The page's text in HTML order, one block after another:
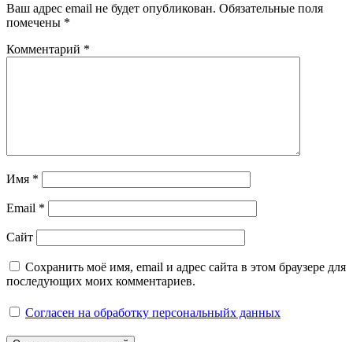
Ваш адрес email не будет опубликован. Обязательные поля
помечены *
Комментарий *
Имя *
Email *
Сайт
Сохранить моё имя, email и адрес сайта в этом браузере для
последующих моих комментариев.
Согласен на обработку персональныйх данных